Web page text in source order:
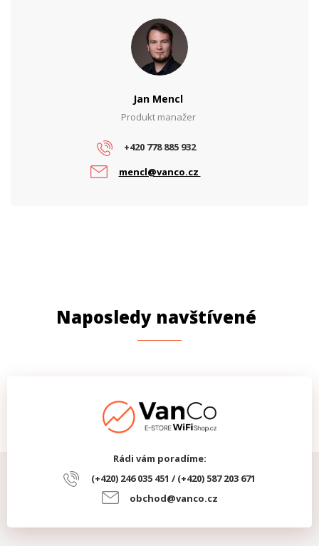
Jan Mencl
Produkt manažer
+420 778 885 932
mencl@vanco.cz
Naposledy navštívené
Rádi vám poradíme:
(+420) 246 035 451 / (+420) 587 203 671
obchod@vanco.cz